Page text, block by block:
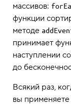
массивов:
функции
методе
принимает
наступлении
до
Всякий раз,
вы